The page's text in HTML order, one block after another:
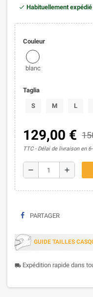
Habituellement
Couleur
blanc
Taglia
S M L
129,00 €
TTC Délai de livraison en
remove add
PARTAGER
GUIDE TAILLES
local_shipping Expédition rapide dans